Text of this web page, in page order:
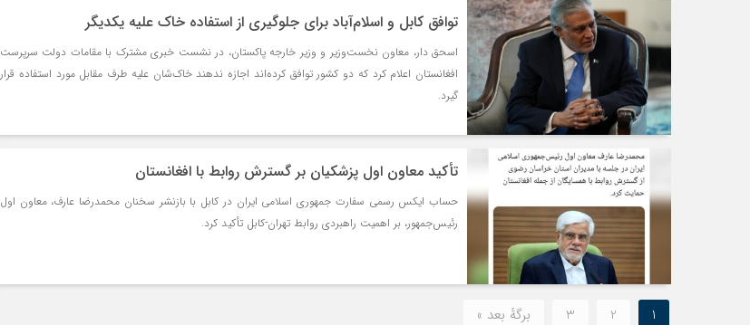
توافق کابل و اسلام‌آباد برای جلوگیری از استفاده خاک علیه یکدیگر
اسحق دار، معاون نخست‌وزیر و وزیر خارجه پاکستان، در نشست خبری مشترک با مقامات دولت سرپرست
افغانستان اعلام کرد که دو کشور توافق کرده‌اند اجازه ندهند خاک‌شان علیه طرف مقابل مورد استفاده قرار
گیرد.
تأکید معاون اول پزشکیان بر گسترش روابط با افغانستان
حساب ایکس رسمی سفارت جمهوری اسلامی ایران در کابل با بازنشر سخنان محمدرضا عارف، معاون اول
رئیس‌جمهور، بر اهمیت راهبردی روابط تهران-کابل تأکید کرد.
1
2
3 برگهٔ بعد »